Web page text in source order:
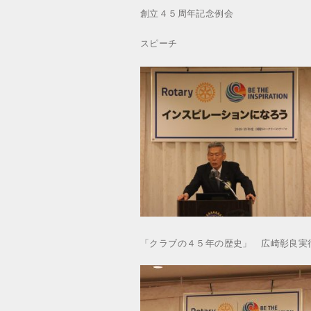
創立４５周年記念例会
スピーチ
「クラブの４５年の歴史」 広崎彰良実